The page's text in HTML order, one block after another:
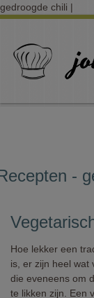
gedroogde chili |
-
Hoe lekker een
is, er zijn heel wat
die eveneens om
te likken zijn. Een